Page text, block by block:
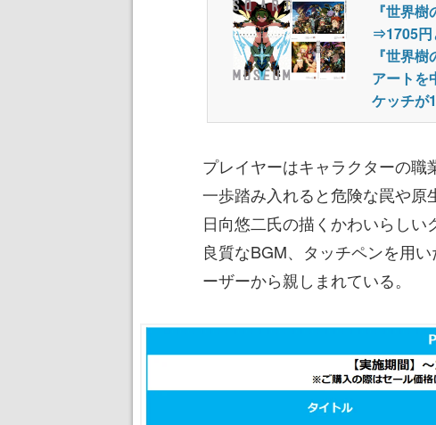
『世界
⇒1705円
『世界
アートを
ケッチが
プレイヤーはキャラクターの職
一歩踏み入れると危険な罠や原
日向悠二氏の描くかわいらし
良質なBGM、タッチペンを用
ーザーから親しまれている。